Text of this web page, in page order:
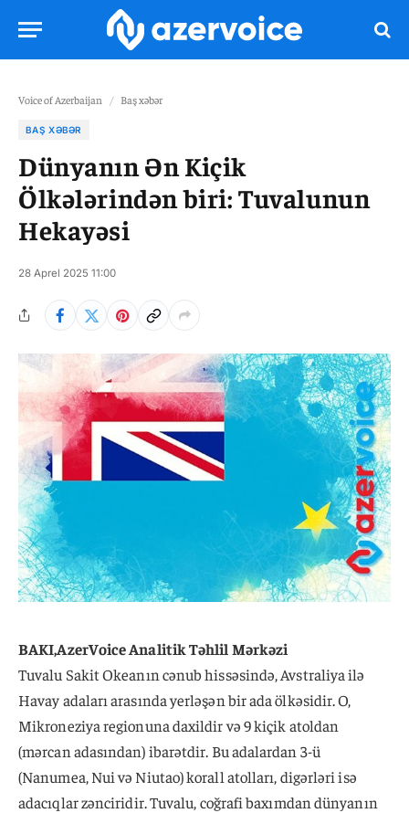
Voice of Azerbaijan / Baş xəbər
BAŞ XƏBƏR
Dünyanın Ən Kiçik
Ölkələrindən biri: Tuvalunun
Hekayəsi
28 Aprel 2025 11:00
BAKI,AzerVoice Analitik Təhlil Mərkəzi
Tuvalu Sakit Okeanın cənub hissəsində, Avstraliya ilə
Havay adaları arasında yerləşən bir ada ölkəsidir. O,
Mikroneziya regionuna daxildir və 9 kiçik atoldan
(mərcan adasından) ibarətdir. Bu adalardan 3-ü
(Nanumea, Nui və Niutao) korall atolları, digərləri isə
adacıqlar zənciridir. Tuvalu, coğrafi baxımdan dünyanın